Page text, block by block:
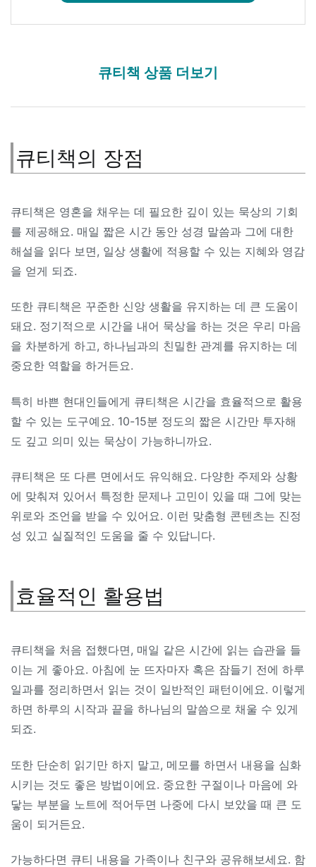
큐티책 상품 더보기
큐티책의 장점
큐티책은 영혼을 채우는 데 필요한 깊이 있는 묵상의 기회
를 제공해요. 매일 짧은 시간 동안 성경 말씀과 그에 대한
해설을 읽다 보면, 일상 생활에 적용할 수 있는 지혜와 영감
을 얻게 되죠.
또한 큐티책은 꾸준한 신앙 생활을 유지하는 데 큰 도움이
돼요. 정기적으로 시간을 내어 묵상을 하는 것은 우리 마음
을 차분하게 하고, 하나님과의 친밀한 관계를 유지하는 데
중요한 역할을 하거든요.
특히 바쁜 현대인들에게 큐티책은 시간을 효율적으로 활용
할 수 있는 도구예요. 10-15분 정도의 짧은 시간만 투자해
도 깊고 의미 있는 묵상이 가능하니까요.
큐티책은 또 다른 면에서도 유익해요. 다양한 주제와 상황
에 맞춰져 있어서 특정한 문제나 고민이 있을 때 그에 맞는
위로와 조언을 받을 수 있어요. 이런 맞춤형 콘텐츠는 진정
성 있고 실질적인 도움을 줄 수 있답니다.
효율적인 활용법
큐티책을 처음 접했다면, 매일 같은 시간에 읽는 습관을 들
이는 게 좋아요. 아침에 눈 뜨자마자 혹은 잠들기 전에 하루
일과를 정리하면서 읽는 것이 일반적인 패턴이에요. 이렇게
하면 하루의 시작과 끝을 하나님의 말씀으로 채울 수 있게
되죠.
또한 단순히 읽기만 하지 말고, 메모를 하면서 내용을 심화
시키는 것도 좋은 방법이에요. 중요한 구절이나 마음에 와
닿는 부분을 노트에 적어두면 나중에 다시 보았을 때 큰 도
움이 되거든요.
가능하다면 큐티 내용을 가족이나 친구와 공유해보세요. 함